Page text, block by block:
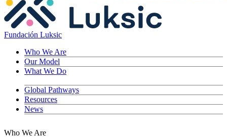
Fundación Luksic
Who We Are
Our Model
What We Do
Global Pathways
Resources
News
Who We Are